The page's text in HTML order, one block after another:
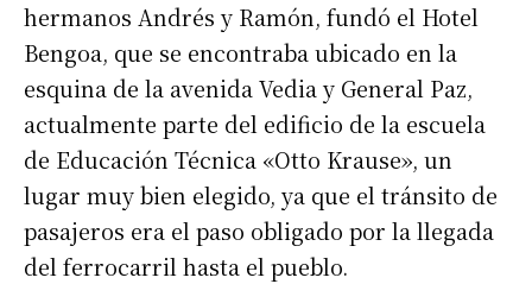
hermanos Andrés y Ramón, fundó el Hotel
Bengoa, que se encontraba ubicado en la
esquina de la avenida Vedia y General Paz,
actualmente parte del edificio de la escuela
de Educación Técnica «Otto Krause», un
lugar muy bien elegido, ya que el tránsito de
pasajeros era el paso obligado por la llegada
del ferrocarril hasta el pueblo.